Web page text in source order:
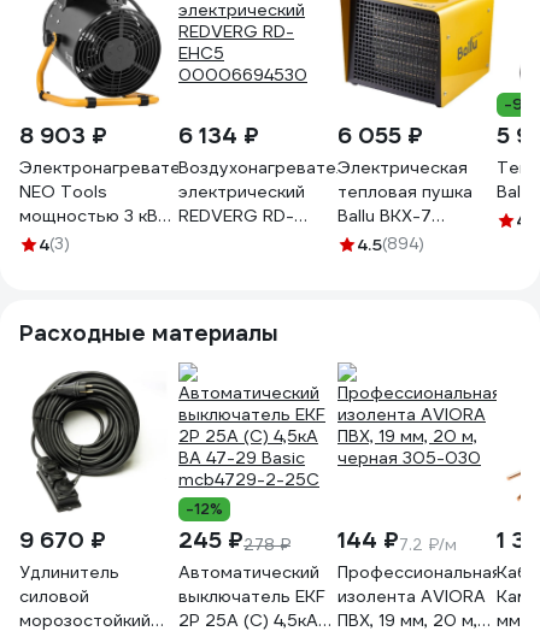
8 903 ₽
Электронагреватель
NEO Tools
мощностью 3 кВт,
регулируемые
4(3)
6 134 ₽
Воздухонагреватель
электрический
REDVERG RD-
6 055 ₽
Электрическая
тепловая пушка
Ballu BKX-7
НС-1051506
4.5(894)
-9%
5
4.6
Расходные материалы
9 670 ₽
Удлинитель
силовой
морозостойкий
-12%
245 ₽278 ₽
Автоматический
выключатель EKF
2P 25А (C) 4,5кА
144 ₽7.2 ₽/м
Профессиональная
изолента AVIORA
ПВХ, 19 мм, 20 м,
1
мм